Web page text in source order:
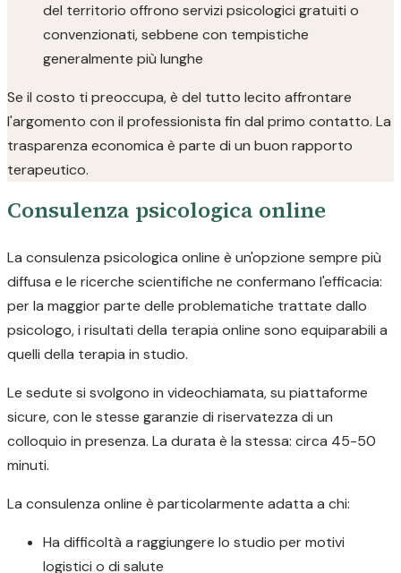
del territorio offrono servizi psicologici gratuiti o
convenzionati, sebbene con tempistiche
generalmente più lunghe
Se il costo ti preoccupa, è del tutto lecito affrontare
l'argomento con il professionista fin dal primo contatto. La
trasparenza economica è parte di un buon rapporto
terapeutico.
Consulenza psicologica online
La consulenza psicologica online è un'opzione sempre più
diffusa e le ricerche scientifiche ne confermano l'efficacia:
per la maggior parte delle problematiche trattate dallo
psicologo, i risultati della terapia online sono equiparabili a
quelli della terapia in studio.
Le sedute si svolgono in videochiamata, su piattaforme
sicure, con le stesse garanzie di riservatezza di un
colloquio in presenza. La durata è la stessa: circa 45-50
minuti.
La consulenza online è particolarmente adatta a chi:
Ha difficoltà a raggiungere lo studio per motivi
logistici o di salute